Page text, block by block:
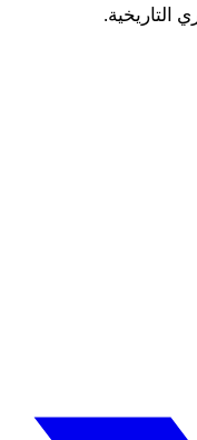
التاريخية.